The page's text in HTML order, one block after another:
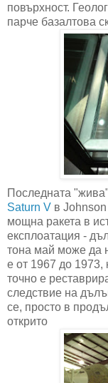
повърхност.
парче базалтова
Последната
Saturn V в
мощна ракета в
експлоатация -
тона май може да
е от 1967 до 1973,
точно е
следствие на
се, просто в
открито